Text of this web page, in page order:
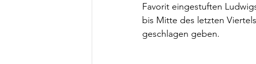
Favorit eingestuften
bis Mitte des letzten
geschlagen geben.